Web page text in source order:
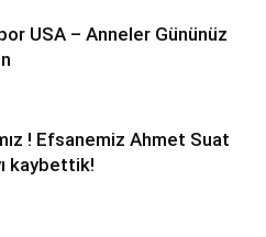
USA – Anneler Gününüz
! Efsanemiz Ahmet Suat
kaybettik!